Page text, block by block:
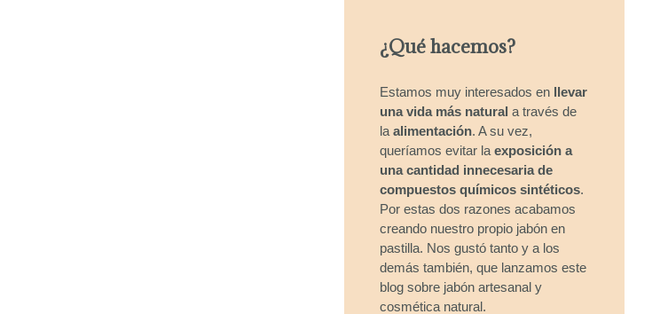
¿Qué hacemos?
Estamos muy interesados en llevar
una vida más natural a través de
la alimentación. A su vez,
queríamos evitar la exposición a
una cantidad innecesaria de
compuestos químicos sintéticos.
Por estas dos razones acabamos
creando nuestro propio jabón en
pastilla. Nos gustó tanto y a los
demás también, que lanzamos este
blog sobre jabón artesanal y
cosmética natural.